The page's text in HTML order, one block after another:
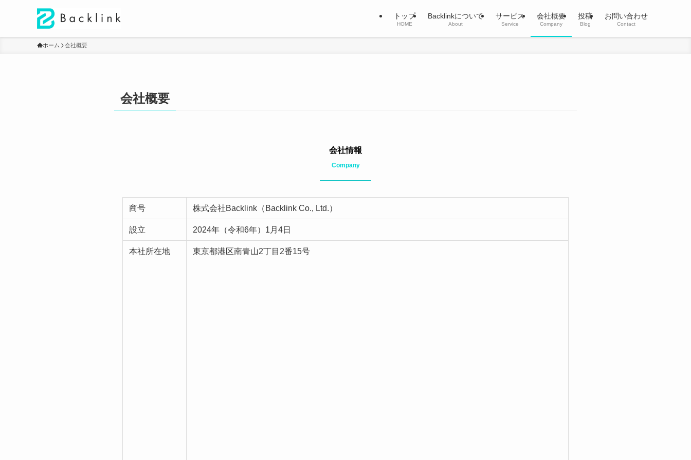
トップ
HOME
Backlinkについて
About
サービス
Service
会社概要
Company
投稿
Blog
お問い合わせ
Contact
ホーム 会社概要
会社概要
会社情報
Company
商号 株式会社Backlink（Backlink Co., Ltd.）
設立 2024年（令和6年）1月4日
本社所在地 東京都港区南青山2丁目2番15号